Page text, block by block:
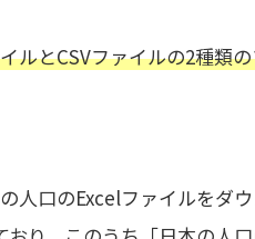
ルとCSVファイルの2種類
人口のExcelファイルをダ